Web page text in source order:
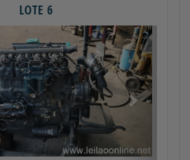
LOTE 6
Próximo